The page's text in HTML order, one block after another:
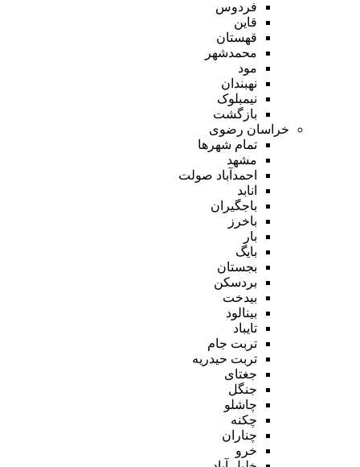
فردوس
قاین
قهستان
محمدشهر
مود
نهبندان
نیمبلوک
بازگشت
خراسان رضوی
تمام شهر‌ها
مشهد
احمدآباد صولت
انابد
باجگیران
باخرز
بار
بایگ
بجستان
بردسکن
بیدخت
بینالود
تایباد
تربت جام
تربت حیدریه
جغتای
جنگل
چاشلو
چکنه
چناران
خرو